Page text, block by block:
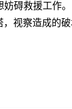
妨碍救援工作
视察造成的